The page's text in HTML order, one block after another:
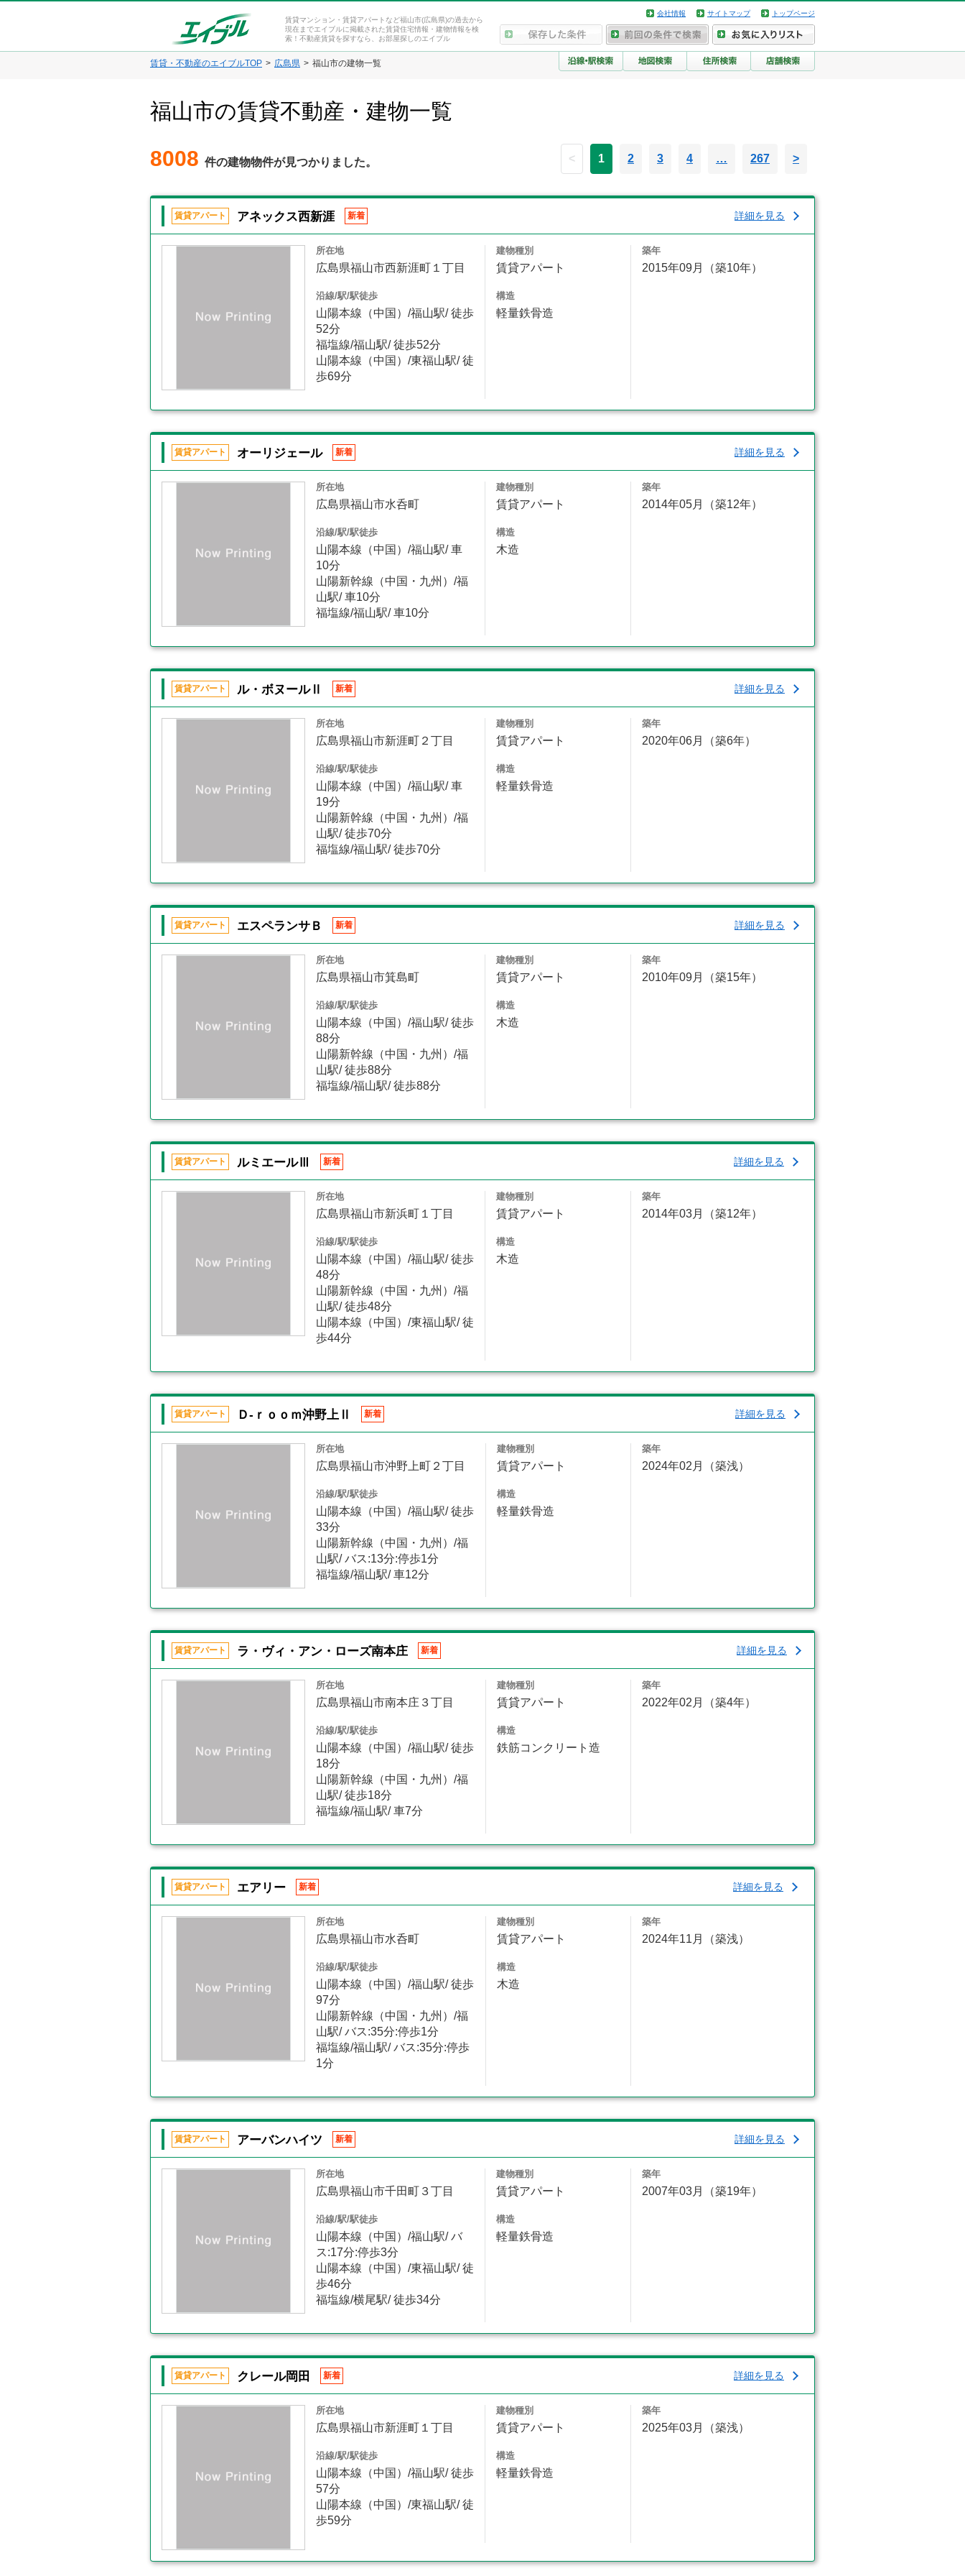
賃貸マンション・賃貸アパートなど福山市(広島県)の過去から
現在までエイブルに掲載された賃貸住宅情報・建物情報を検
索！不動産賃貸を探すなら、お部屋探しのエイブル
会社情報 サイトマップ トップページ
賃貸・不動産のエイブルTOP 広島県 福山市の建物一覧
福山市の賃貸不動産・建物一覧
8008 件の建物物件が見つかりました。 < 1 2 3 4 … 267 >
賃貸アパート アネックス西新涯 新着 詳細を見る
所在地
広島県福山市西新涯町１丁目
沿線/駅/駅徒歩
山陽本線（中国）/福山駅/ 徒歩
52分
福塩線/福山駅/ 徒歩52分
山陽本線（中国）/東福山駅/ 徒
歩69分
建物種別
賃貸アパート
構造
軽量鉄骨造
築年
2015年09月（築10年）
賃貸アパート オーリジェール 新着 詳細を見る
所在地
広島県福山市水呑町
沿線/駅/駅徒歩
山陽本線（中国）/福山駅/ 車
10分
山陽新幹線（中国・九州）/福
山駅/ 車10分
福塩線/福山駅/ 車10分
建物種別
賃貸アパート
構造
木造
築年
2014年05月（築12年）
賃貸アパート ル・ボヌールⅡ 新着 詳細を見る
所在地
広島県福山市新涯町２丁目
沿線/駅/駅徒歩
山陽本線（中国）/福山駅/ 車
19分
山陽新幹線（中国・九州）/福
山駅/ 徒歩70分
福塩線/福山駅/ 徒歩70分
建物種別
賃貸アパート
構造
軽量鉄骨造
築年
2020年06月（築6年）
賃貸アパート エスペランサＢ 新着 詳細を見る
所在地
広島県福山市箕島町
沿線/駅/駅徒歩
山陽本線（中国）/福山駅/ 徒歩
88分
山陽新幹線（中国・九州）/福
山駅/ 徒歩88分
福塩線/福山駅/ 徒歩88分
建物種別
賃貸アパート
構造
木造
築年
2010年09月（築15年）
賃貸アパート ルミエールⅢ 新着 詳細を見る
所在地
広島県福山市新浜町１丁目
沿線/駅/駅徒歩
山陽本線（中国）/福山駅/ 徒歩
48分
山陽新幹線（中国・九州）/福
山駅/ 徒歩48分
山陽本線（中国）/東福山駅/ 徒
歩44分
建物種別
賃貸アパート
構造
木造
築年
2014年03月（築12年）
賃貸アパート Ｄ-ｒｏｏｍ沖野上Ⅱ 新着 詳細を見る
所在地
広島県福山市沖野上町２丁目
沿線/駅/駅徒歩
山陽本線（中国）/福山駅/ 徒歩
33分
山陽新幹線（中国・九州）/福
山駅/ バス:13分:停歩1分
福塩線/福山駅/ 車12分
建物種別
賃貸アパート
構造
軽量鉄骨造
築年
2024年02月（築浅）
賃貸アパート ラ・ヴィ・アン・ローズ南本庄 新着 詳細を見る
所在地
広島県福山市南本庄３丁目
沿線/駅/駅徒歩
山陽本線（中国）/福山駅/ 徒歩
18分
山陽新幹線（中国・九州）/福
山駅/ 徒歩18分
福塩線/福山駅/ 車7分
建物種別
賃貸アパート
構造
鉄筋コンクリート造
築年
2022年02月（築4年）
賃貸アパート エアリー 新着 詳細を見る
所在地
広島県福山市水呑町
沿線/駅/駅徒歩
山陽本線（中国）/福山駅/ 徒歩
97分
山陽新幹線（中国・九州）/福
山駅/ バス:35分:停歩1分
福塩線/福山駅/ バス:35分:停歩
1分
建物種別
賃貸アパート
構造
木造
築年
2024年11月（築浅）
賃貸アパート アーバンハイツ 新着 詳細を見る
所在地
広島県福山市千田町３丁目
沿線/駅/駅徒歩
山陽本線（中国）/福山駅/ バ
ス:17分:停歩3分
山陽本線（中国）/東福山駅/ 徒
歩46分
福塩線/横尾駅/ 徒歩34分
建物種別
賃貸アパート
構造
軽量鉄骨造
築年
2007年03月（築19年）
賃貸アパート クレール岡田 新着 詳細を見る
所在地
広島県福山市新涯町１丁目
沿線/駅/駅徒歩
山陽本線（中国）/福山駅/ 徒歩
57分
山陽本線（中国）/東福山駅/ 徒
歩59分
建物種別
賃貸アパート
構造
軽量鉄骨造
築年
2025年03月（築浅）